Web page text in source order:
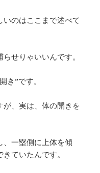
のはここまで述べて
せりゃいいんです。
き”です。
、実は、体の開きを
、一塁側に上体を傾
ていたんです。